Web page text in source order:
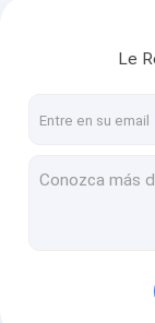
Carburo
Partes
Tiras del
Le